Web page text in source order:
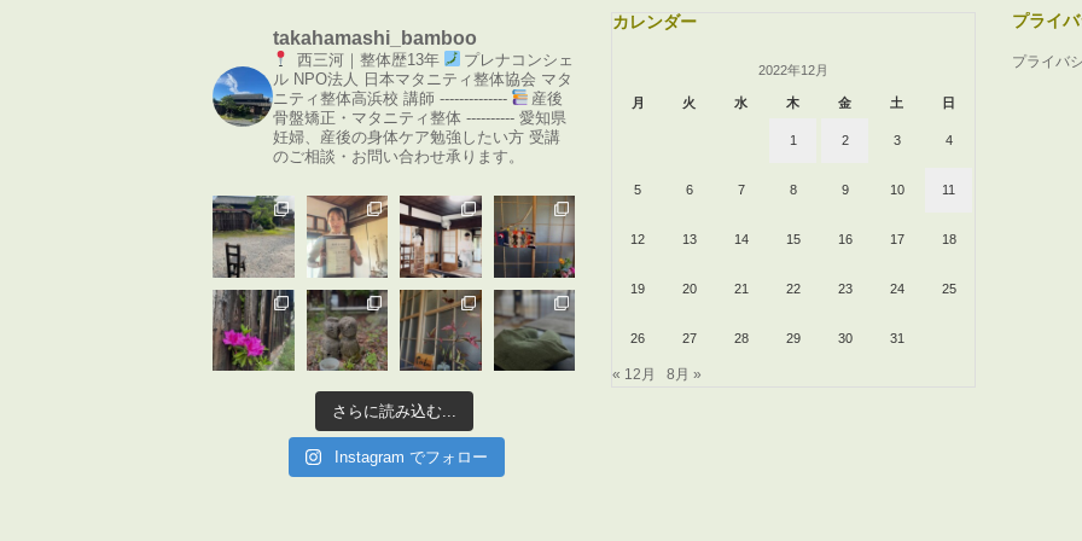
takahamashi_bamboo
西三河｜整体歴13年
プレナコンシェ
ル NPO法人 日本マタニティ整体協会 マタ
ニティ整体高浜校 講師 --------------
産後
骨盤矯正・マタニティ整体 ---------- 愛知県
妊婦、産後の身体ケア勉強したい方 受講
のご相談・お問い合わせ承ります。
さらに読み込む...
Instagram でフォロー
カレンダー
2022年12月
月 火 水 木 金 土 日
1 2 3 4
5 6 7 8 9 10 11
12 13 14 15 16 17 18
19 20 21 22 23 24 25
26 27 28 29 30 31
« 12月 8月 »
プライ
プライバ